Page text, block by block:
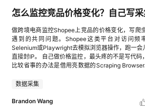
怎么监控竞品价格变化？自己写
做跨境电商监控Shopee上竞品的价格变化，写爬
遇到的共同问题。Shopee这类平台对访问频
Selenium或Playwright去模拟浏览器操作，跑一会
直接封IP。 自己做价格监控，最头疼的不是写代码，而是网站的反爬。一个
比较省事的办法是借用亮数据的Scraping Browser。 这个浏览器是托
轮换和验证码自动处理功能。你写的主要是定位商
更简单，可以直接用亮数据的Web Scraper API。
数据采集
Brandon Wang